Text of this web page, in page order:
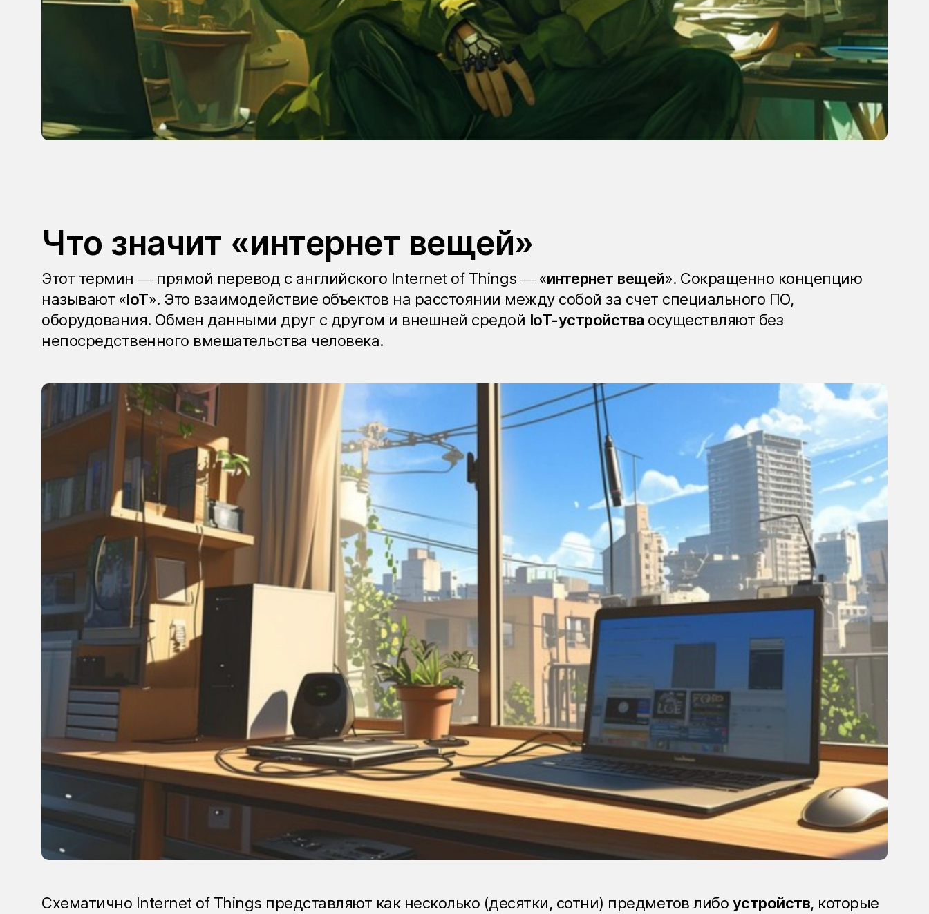
Что значит «интернет вещей»
Этот термин — прямой перевод с английского Internet of Things — «интернет вещей». Сокращенно концепцию
называют «IoT». Это взаимодействие объектов на расстоянии между собой за счет специального ПО,
оборудования. Обмен данными друг с другом и внешней средой IoT-устройства осуществляют без
непосредственного вмешательства человека.
Схематично Internet of Things представляют как несколько (десятки, сотни) предметов либо устройств, которые